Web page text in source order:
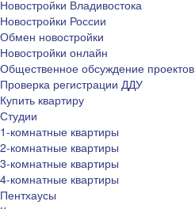
Новостройки Владивостока
Новостройки России
Обмен новостройки
Новостройки онлайн
Общественное обсуждение проектов
Проверка регистрации ДДУ
Купить квартиру
Студии
1-комнатные квартиры
2-комнатные квартиры
3-комнатные квартиры
4-комнатные квартиры
Пентхаусы